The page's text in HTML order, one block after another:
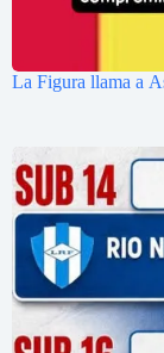
La Figura llama a